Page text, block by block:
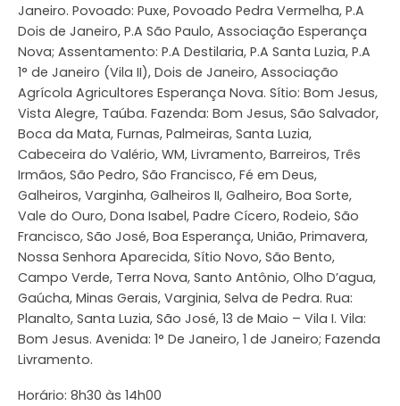
Janeiro. Povoado: Puxe, Povoado Pedra Vermelha, P.A
Dois de Janeiro, P.A São Paulo, Associação Esperança
Nova; Assentamento: P.A Destilaria, P.A Santa Luzia, P.A
1° de Janeiro (Vila II), Dois de Janeiro, Associação
Agrícola Agricultores Esperança Nova. Sítio: Bom Jesus,
Vista Alegre, Taúba. Fazenda: Bom Jesus, São Salvador,
Boca da Mata, Furnas, Palmeiras, Santa Luzia,
Cabeceira do Valério, WM, Livramento, Barreiros, Três
Irmãos, São Pedro, São Francisco, Fé em Deus,
Galheiros, Varginha, Galheiros II, Galheiro, Boa Sorte,
Vale do Ouro, Dona Isabel, Padre Cícero, Rodeio, São
Francisco, São José, Boa Esperança, União, Primavera,
Nossa Senhora Aparecida, Sítio Novo, São Bento,
Campo Verde, Terra Nova, Santo Antônio, Olho D’agua,
Gaúcha, Minas Gerais, Varginia, Selva de Pedra. Rua:
Planalto, Santa Luzia, São José, 13 de Maio – Vila I. Vila:
Bom Jesus. Avenida: 1° De Janeiro, 1 de Janeiro; Fazenda
Livramento.
Horário: 8h30 às 14h00